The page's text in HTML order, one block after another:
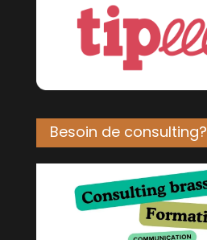
Besoin de consulting?